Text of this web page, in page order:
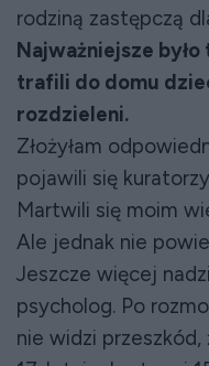
rodziną zastępczą
Najważniejsze
trafili do domu
rozdzieleni.
Złożyłam
pojawili się
Martwili się moim
Ale jednak nie
Jeszcze więcej
psycholog. Po
nie widzi